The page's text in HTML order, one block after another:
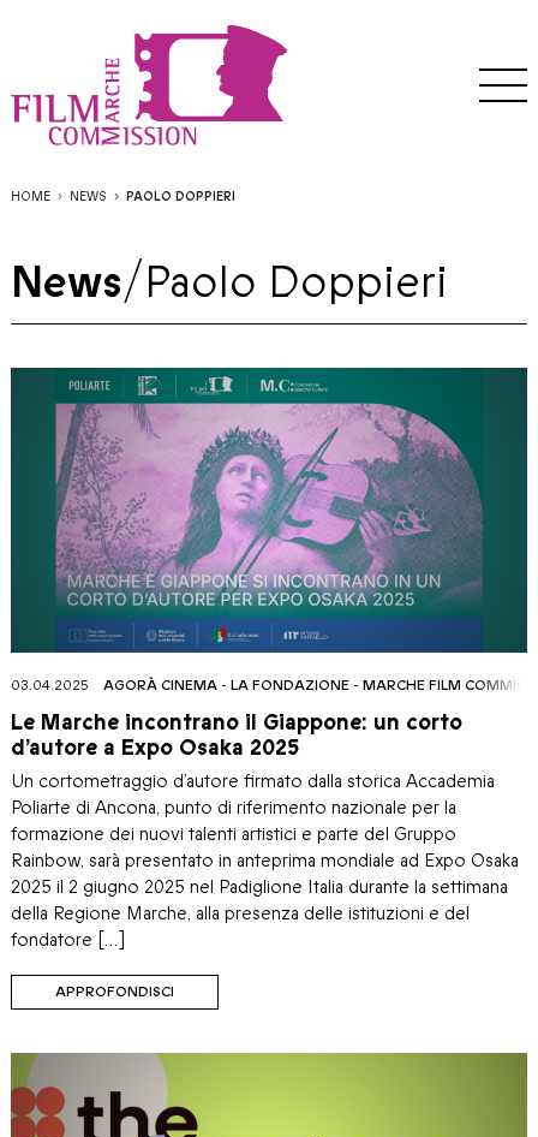
HOME NEWS PAOLO DOPPIERI
News/Paolo Doppieri
03.04.2025 AGORÀ CINEMA - LA FONDAZIONE - MARCHE FILM
Le Marche incontrano il Giappone: un corto
d’autore a Expo Osaka 2025
Un cortometraggio d’autore firmato dalla storica Accademia
Poliarte di Ancona, punto di riferimento nazionale per la
formazione dei nuovi talenti artistici e parte del Gruppo
Rainbow, sarà presentato in anteprima mondiale ad Expo Osaka
2025 il 2 giugno 2025 nel Padiglione Italia durante la settimana
della Regione Marche, alla presenza delle istituzioni e del
fondatore […]
APPROFONDISCI